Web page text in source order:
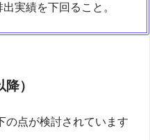
実績を下回ること。
）
の点が検討されています